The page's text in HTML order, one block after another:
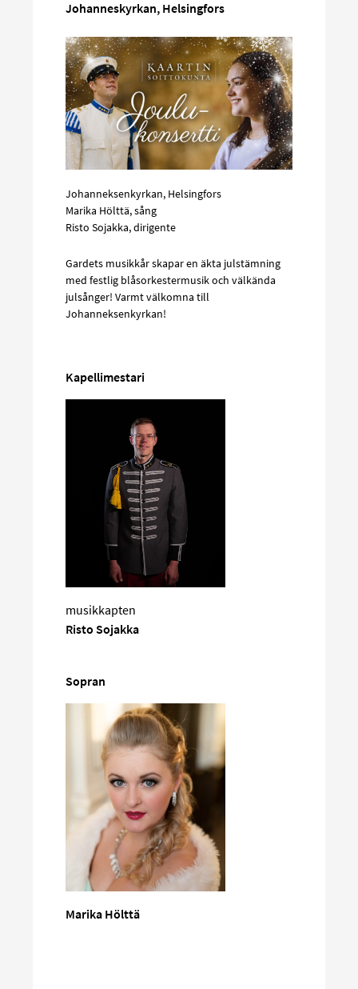
media
Johanneskyrkan, Helsingfors
Johanneksenkyrkan, Helsingfors
Marika Hölttä, sång
Risto Sojakka, dirigente
Gardets musikkår skapar en äkta julstämning
med festlig blåsorkestermusik och välkända
julsånger! Varmt välkomna till
Johanneksenkyrkan!
Kapellimestari
musikkapten
Risto Sojakka
Sopran
Marika Hölttä